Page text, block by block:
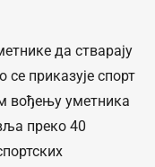
да стварају
приказује спорт
вођењу уметника
преко 40